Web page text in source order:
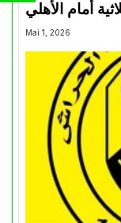
Mai 1, 2026